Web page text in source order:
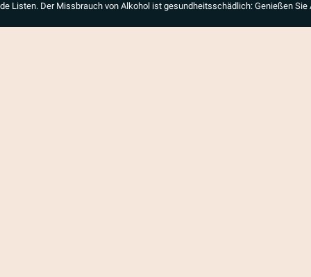
Listen. Der Missbrauch von Alkohol ist gesundheitsschädlich: Genießen Sie